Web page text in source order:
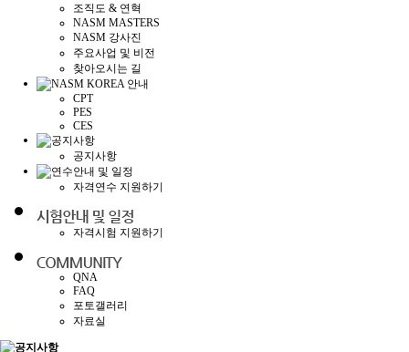
조직도 & 연혁
NASM MASTERS
NASM 강사진
주요사업 및 비전
찾아오시는 길
CPT
PES
CES
공지사항
자격연수 지원하기
자격시험 지원하기
QNA
FAQ
포토갤러리
자료실